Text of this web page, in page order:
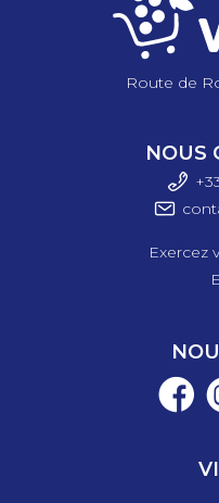
Route de
NOUS
Exercez